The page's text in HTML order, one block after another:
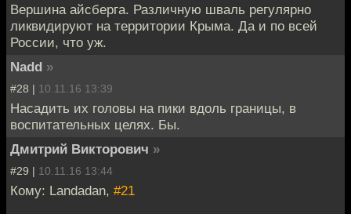
Вершина айсберга. Различную шваль регулярно
ликвидируют на территории Крыма. Да и по всей
России, что уж.
Nadd »
#28 | 10.11.16 13:39
Насадить их головы на пики вдоль границы, в
воспитательных целях. Бы.
Дмитрий Викторович »
#29 | 10.11.16 13:44
Кому: Landadan, #21